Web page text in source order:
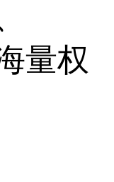
量权